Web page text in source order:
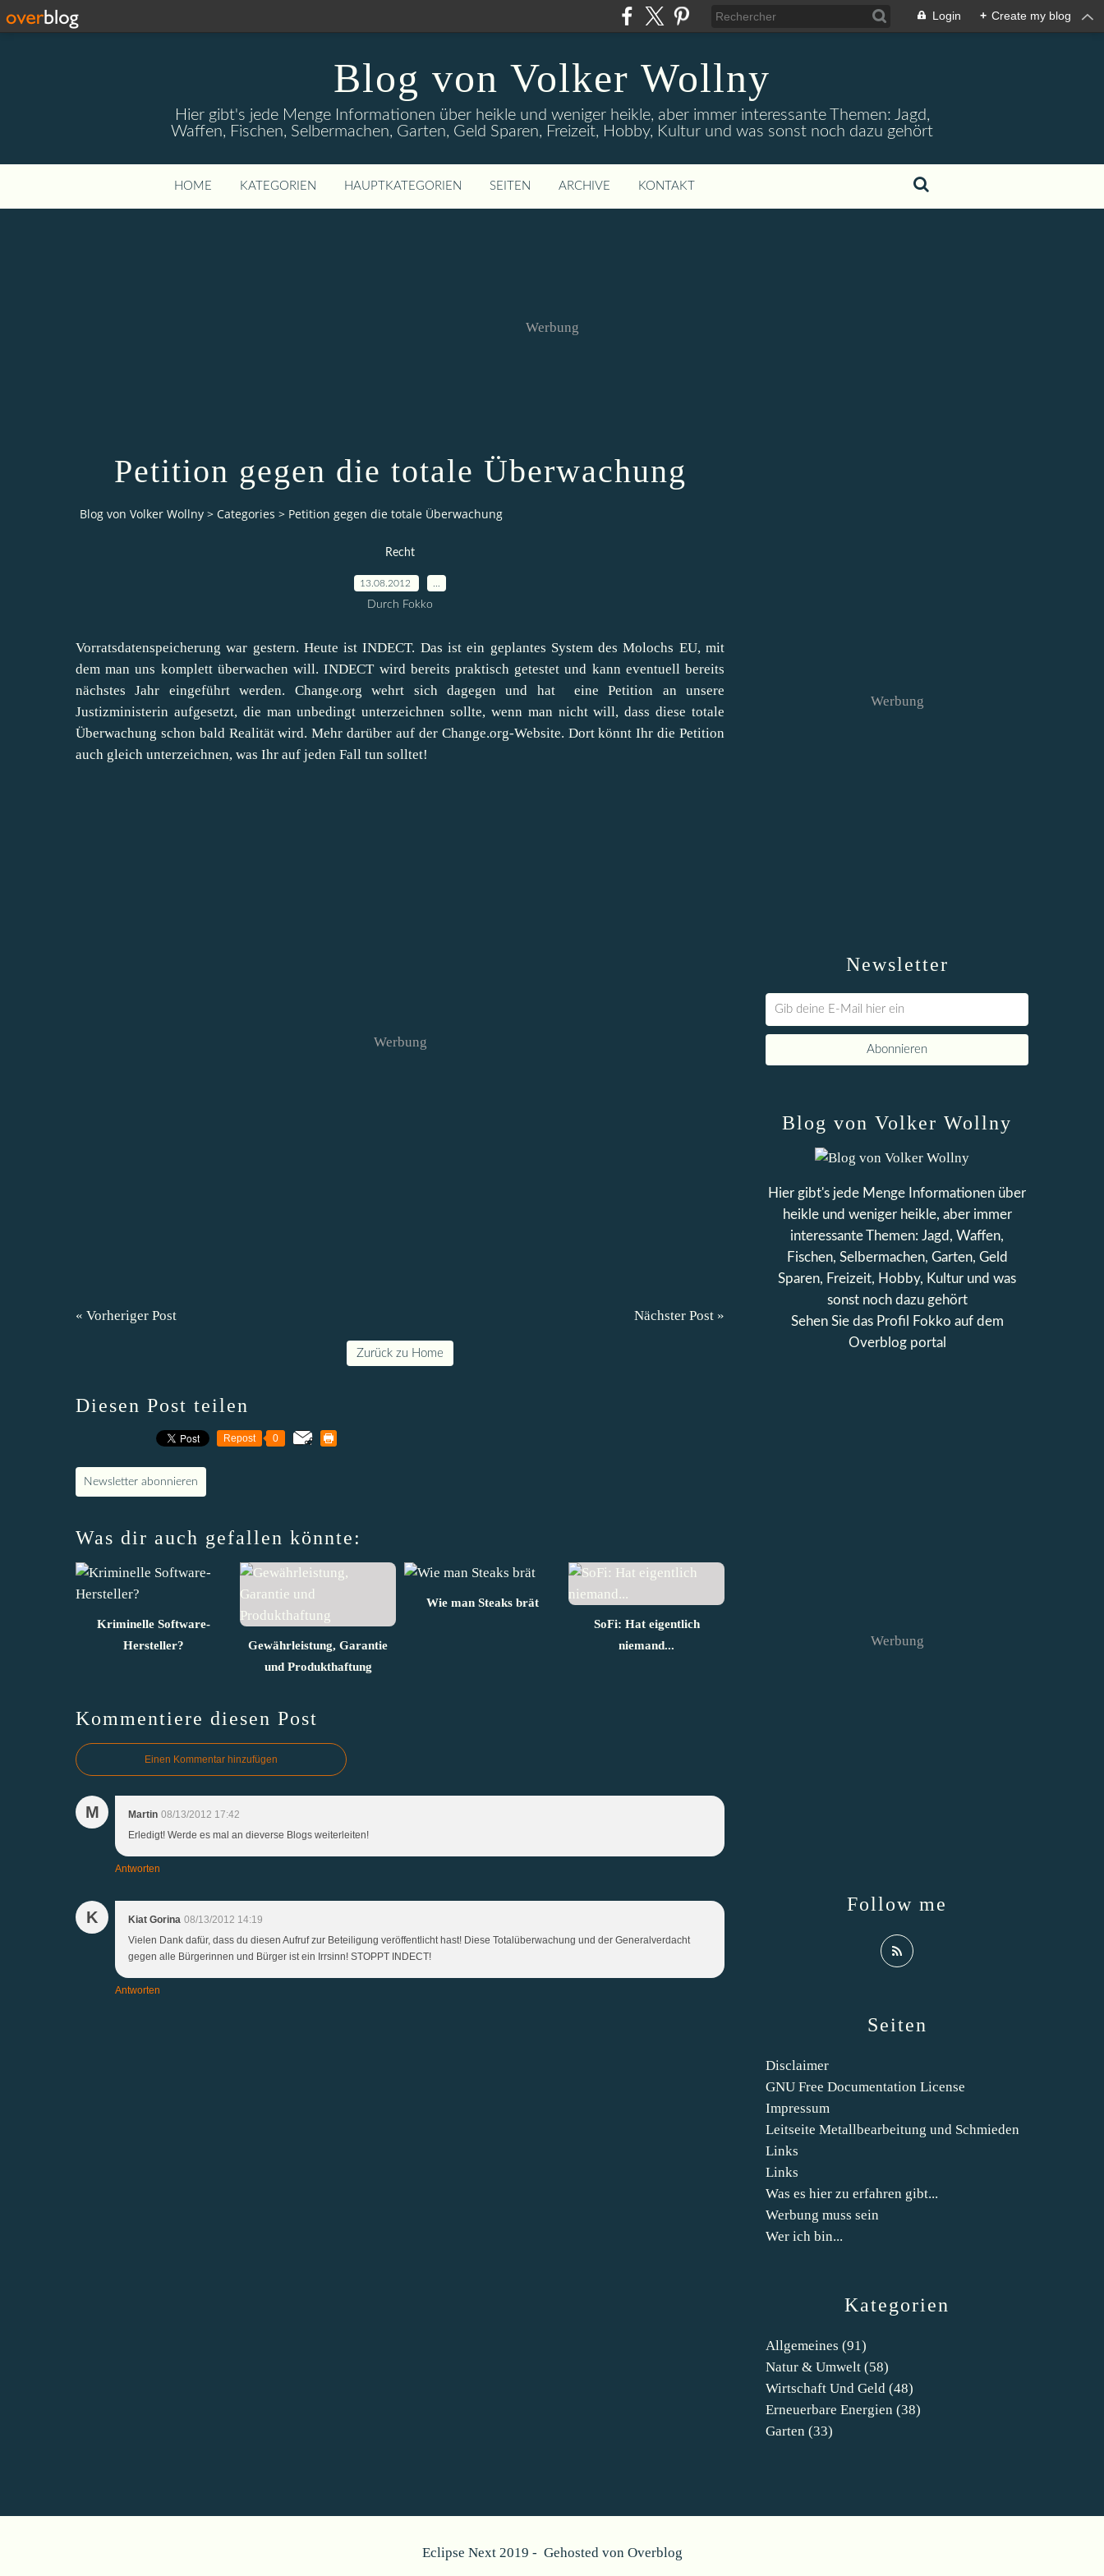
Login + Create my blog
Blog von Volker Wollny
Hier gibt's jede Menge Informationen über heikle und weniger heikle, aber immer interessante Themen: Jagd,
Waffen, Fischen, Selbermachen, Garten, Geld Sparen, Freizeit, Hobby, Kultur und was sonst noch dazu gehört
HOME KATEGORIEN HAUPTKATEGORIEN SEITEN ARCHIVE KONTAKT
Werbung
Petition gegen die totale Überwachung
Blog von Volker Wollny > Categories > Petition gegen die totale Überwachung
Recht
13.08.2012
Durch Fokko
Vorratsdatenspeicherung war gestern. Heute ist INDECT. Das ist ein geplantes System des Molochs EU, mit
dem man uns komplett überwachen will. INDECT wird bereits praktisch getestet und kann eventuell bereits
nächstes Jahr eingeführt werden. Change.org wehrt sich dagegen und hat eine Petition an unsere
Justizministerin aufgesetzt, die man unbedingt unterzeichnen sollte, wenn man nicht will, dass diese totale
Überwachung schon bald Realität wird. Mehr darüber auf der Change.org-Website. Dort könnt Ihr die Petition
auch gleich unterzeichnen, was Ihr auf jeden Fall tun solltet!
Werbung
« Vorheriger Post Nächster Post »
Zurück zu Home
Diesen Post teilen
Repost 0
Newsletter abonnieren
Was dir auch gefallen könnte:
Kriminelle Software-
Hersteller?
Gewährleistung, Garantie
und Produkthaftung
Wie man Steaks brät
SoFi: Hat eigentlich
niemand...
Kommentiere diesen Post
Einen Kommentar hinzufügen
M Martin 08/13/2012 17:42
Erledigt! Werde es mal an dieverse Blogs weiterleiten!
Antworten
K Kiat Gorina 08/13/2012 14:19
Vielen Dank dafür, dass du diesen Aufruf zur Beteiligung veröffentlicht hast! Diese Totalüberwachung und der Generalverdacht
gegen alle Bürgerinnen und Bürger ist ein Irrsinn! STOPPT INDECT!
Antworten
Newsletter
Werbung
Kategorien
Allgemeines (91)
Natur & Umwelt (58)
Wirtschaft Und Geld (48)
Erneuerbare Energien (38)
Garten (33)
Seiten
Disclaimer
GNU Free Documentation License
Impressum
Leitseite Metallbearbeitung und Schmieden
Links
Links
Was es hier zu erfahren gibt...
Werbung muss sein
Wer ich bin...
Blog von Volker Wollny
Hier gibt's jede Menge Informationen über
heikle und weniger heikle, aber immer
interessante Themen: Jagd, Waffen,
Fischen, Selbermachen, Garten, Geld
Sparen, Freizeit, Hobby, Kultur und was
sonst noch dazu gehört
Sehen Sie das Profil
Fokko auf dem
Overblog portal
Follow me
Werbung
Eclipse Next 2019 - Gehosted von Overblog